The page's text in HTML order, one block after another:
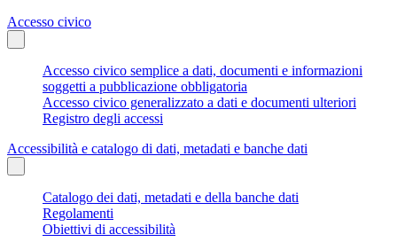
Accesso civico
Accesso civico semplice a dati, documenti e informazioni
soggetti a pubblicazione obbligatoria
Accesso civico generalizzato a dati e documenti ulteriori
Registro degli accessi
Accessibilità e catalogo di dati, metadati e banche dati
Catalogo dei dati, metadati e della banche dati
Regolamenti
Obiettivi di accessibilità